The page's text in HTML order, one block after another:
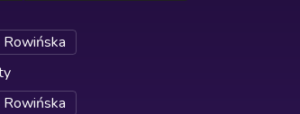
Rowińska
Rowińska